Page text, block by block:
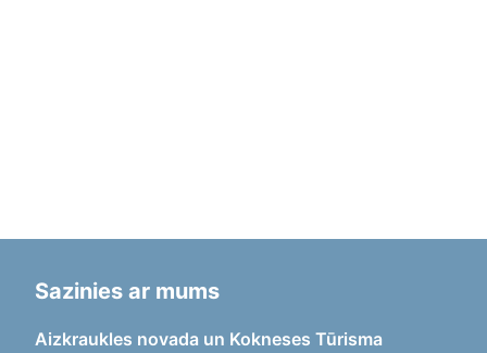
Sazinies ar mums
Aizkraukles novada un Kokneses Tūrisma